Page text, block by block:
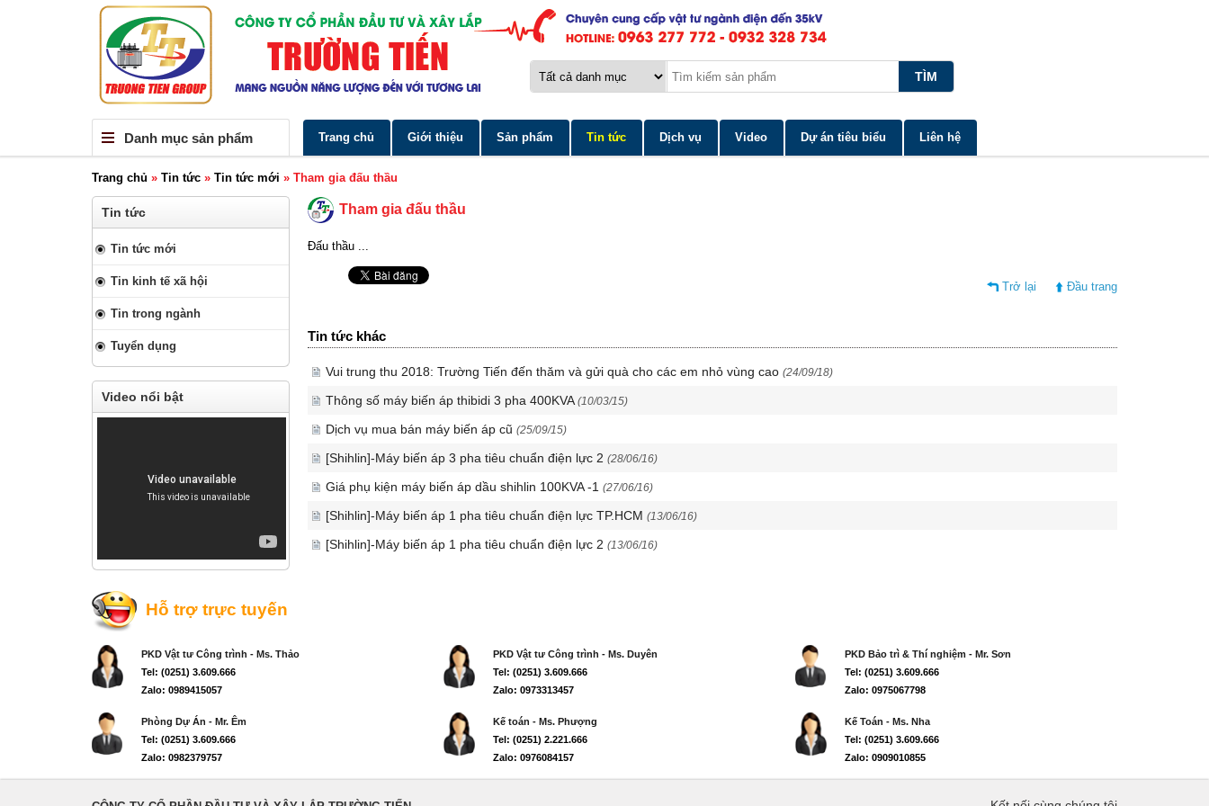
Danh mục sản phẩm Trang chủ Giới thiệu Sản phẩm Tin tức Dịch vụ Video Dự án tiêu biểu Liên hệ
Trang chủ » Tin tức » Tin tức mới » Tham gia đấu thầu
Tin tức
Tin tức mới
Tin kinh tế xã hội
Tin trong ngành
Tuyển dụng
Video nổi bật
Tham gia đấu thầu
Đấu thầu ...
Trở lại Đầu trang
Tin tức khác
Vui trung thu 2018: Trường Tiến đến thăm và gửi quà cho các em nhỏ vùng cao (24/09/18)
Thông số máy biến áp thibidi 3 pha 400KVA (10/03/15)
Dịch vụ mua bán máy biến áp cũ (25/09/15)
[Shihlin]-Máy biến áp 3 pha tiêu chuẩn điện lực 2 (28/06/16)
Giá phụ kiện máy biến áp dầu shihlin 100KVA -1 (27/06/16)
[Shihlin]-Máy biến áp 1 pha tiêu chuẩn điện lực TP.HCM (13/06/16)
[Shihlin]-Máy biến áp 1 pha tiêu chuẩn điện lực 2 (13/06/16)
Hỗ trợ trực tuyến
PKD Vật tư Công trình - Ms. Thảo
Tel: (0251) 3.609.666
Zalo: 0989415057
PKD Vật tư Công trình - Ms. Duyên
Tel: (0251) 3.609.666
Zalo: 0973313457
PKD Bảo trì & Thí nghiệm - Mr. Sơn
Tel: (0251) 3.609.666
Zalo: 0975067798
Phòng Dự Án - Mr. Êm
Tel: (0251) 3.609.666
Zalo: 0982379757
Kế toán - Ms. Phượng
Tel: (0251) 2.221.666
Zalo: 0976084157
Kế Toán - Ms. Nha
Tel: (0251) 3.609.666
Zalo: 0909010855